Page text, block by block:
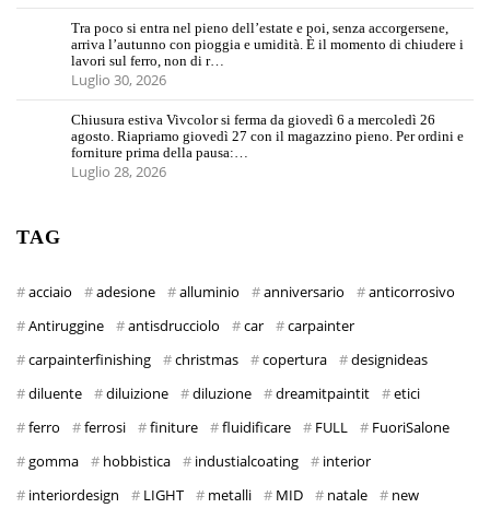
Tra poco si entra nel pieno dell’estate e poi, senza accorgersene,
arriva l’autunno con pioggia e umidità. È il momento di chiudere i
lavori sul ferro, non di r…
Luglio 30, 2026
Chiusura estiva Vivcolor si ferma da giovedì 6 a mercoledì 26
agosto. Riapriamo giovedì 27 con il magazzino pieno. Per ordini e
forniture prima della pausa:…
Luglio 28, 2026
TAG
acciaio adesione alluminio anniversario
anticorrosivo
Antiruggine
antisdrucciolo car
carpainter
carpainterfinishing
christmas copertura
designideas
diluente
diluizione diluzione dreamitpaintit
etici
ferro
ferrosi finiture fluidificare FULL
FuoriSalone
gomma
hobbistica industialcoating
interior
interiordesign
LIGHT metalli MID natale
new